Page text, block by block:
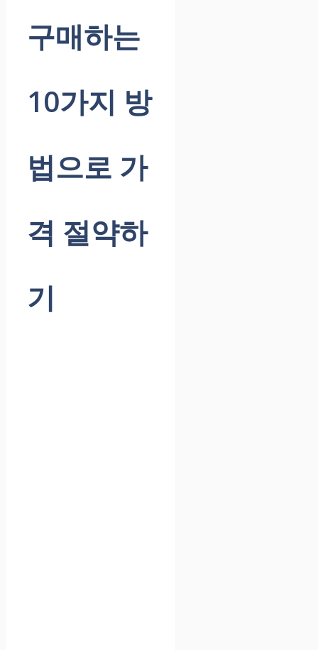
구매하는
10가지 방
법으로 가
격 절약하
기